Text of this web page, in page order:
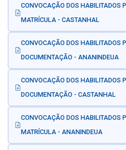
CONVOCAÇÃO DOS HABILITADOS
MATRÍCULA - CASTANHAL
CONVOCAÇÃO DOS HABILITADOS
DOCUMENTAÇÃO - ANANINDEUA
CONVOCAÇÃO DOS HABILITADOS
DOCUMENTAÇÃO - CASTANHAL
CONVOCAÇÃO DOS HABILITADOS
MATRÍCULA - ANANINDEUA